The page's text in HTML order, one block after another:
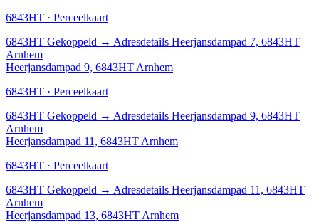
6843HT · Perceelkaart
6843HT Gekoppeld → Adresdetails Heerjansdampad 7, 6843HT
Arnhem
Heerjansdampad 9, 6843HT Arnhem
6843HT · Perceelkaart
6843HT Gekoppeld → Adresdetails Heerjansdampad 9, 6843HT
Arnhem
Heerjansdampad 11, 6843HT Arnhem
6843HT · Perceelkaart
6843HT Gekoppeld → Adresdetails Heerjansdampad 11, 6843HT
Arnhem
Heerjansdampad 13, 6843HT Arnhem